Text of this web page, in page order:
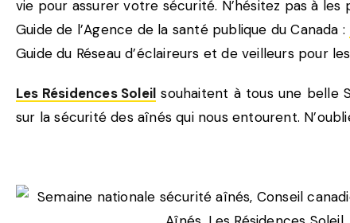
vie pour assurer votre sécurité. N’hésitez pas à
Guide de l’Agence de la santé publique du Canada :
Guide du Réseau d’éclaireurs et de veilleurs pour
Les Résidences Soleil souhaitent à tous une belle
sur la sécurité des aînés qui nous entourent.